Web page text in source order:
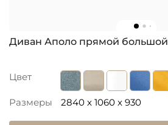
Диван Аполо прямой большой
Цвет
Размеры 2840 x 1060 x 930